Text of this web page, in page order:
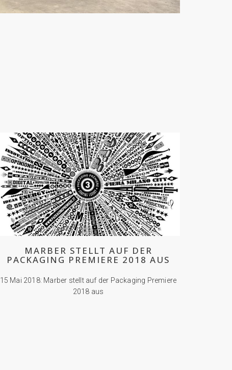
MARBER STELLT AUF DER
PACKAGING PREMIERE 2018 AUS
15 Mai 2018: Marber stellt auf der Packaging Premiere
2018 aus